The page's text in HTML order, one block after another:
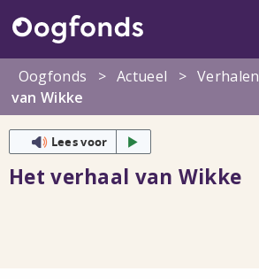
Oogfonds
> Actueel > Verhalen
van Wikke
Lees voor
Het verhaal van Wikke